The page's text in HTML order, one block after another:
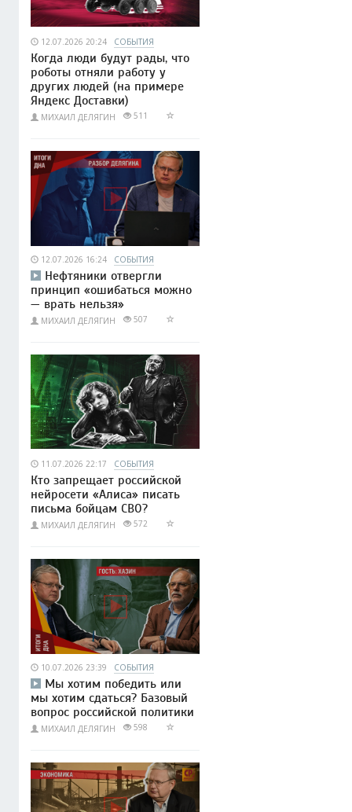
12.07.2026 20:24 СОБЫТИЯ
Когда люди будут рады, что
роботы отняли работу у
других людей (на примере
Яндекс Доставки)
МИХАИЛ ДЕЛЯГИН 511
12.07.2026 16:24 СОБЫТИЯ
Нефтяники отвергли
принцип «ошибаться можно
— врать нельзя»
МИХАИЛ ДЕЛЯГИН 507
11.07.2026 22:17 СОБЫТИЯ
Кто запрещает российской
нейросети «Алиса» писать
письма бойцам СВО?
МИХАИЛ ДЕЛЯГИН 572
10.07.2026 23:39 СОБЫТИЯ
Мы хотим победить или
мы хотим сдаться? Базовый
вопрос российской политики
МИХАИЛ ДЕЛЯГИН 598